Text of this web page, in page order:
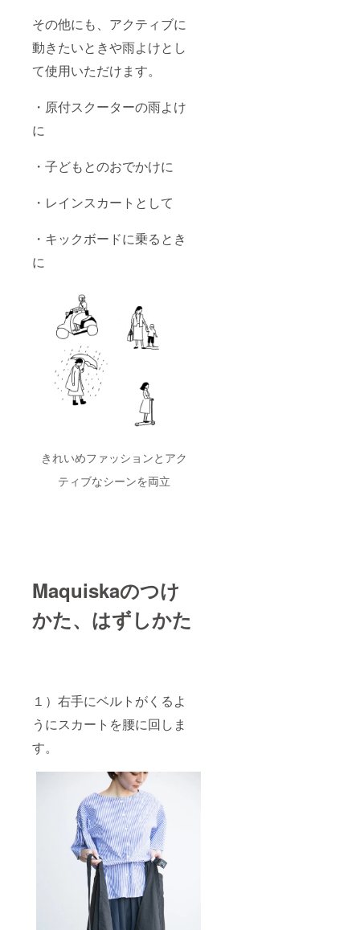
その他にも、アクティブに
動きたいときや雨よけとし
て使用いただけます。
・原付スクーターの雨よけ
に
・子どもとのおでかけに
・レインスカートとして
・キックボードに乗るとき
に
きれいめファッションとアク
ティブなシーンを両立
Maquiskaのつけ
かた、はずしかた
１）右手にベルトがくるよ
うにスカートを腰に回しま
す。